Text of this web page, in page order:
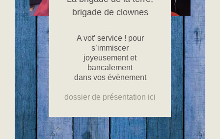
brigade de clownes
A vot’ service ! pour
s’immiscer
joyeusement et
bancalement
dans vos évènement
dossier de présentation ici